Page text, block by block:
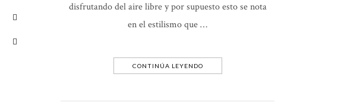
disfrutando del aire libre y por supuesto esto se nota
en el estilismo que …
CONTINÚA LEYENDO